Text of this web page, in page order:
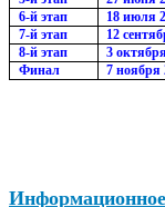
6-й этап
18 июля
7-й этап
12
8-й этап
3
Финал
7 ноября